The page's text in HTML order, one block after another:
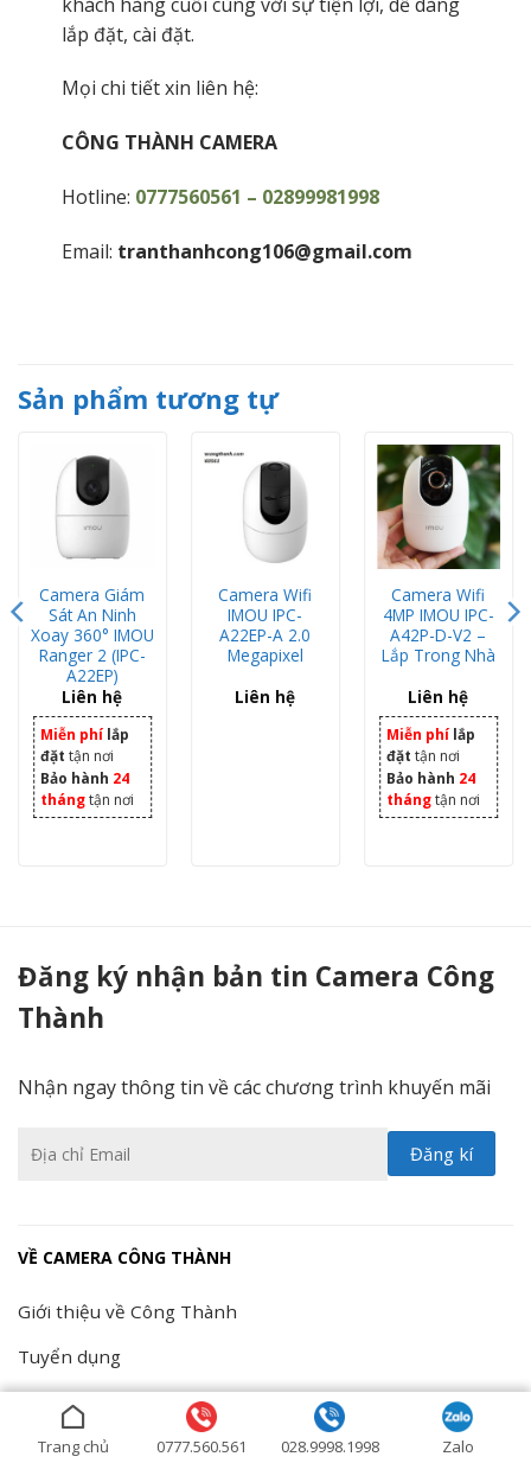
lắp đặt, cài đặt.
Mọi chi tiết xin liên hệ:
CÔNG THÀNH CAMERA
Hotline: 0777560561 – 02899981998
Email: tranthanhcong106@gmail.com
Sản phẩm tương tự
Camera Giám
Sát An Ninh
Xoay 360° IMOU
Ranger 2 (IPC-
A22EP)
Liên hệ
Miễn phí lắp
đặt tận nơi
Bảo hành 24
thángtận nơi
Camera Wifi
IMOU IPC-
A22EP-A 2.0
Megapixel
Liên hệ
Camera Wifi
4MP IMOU IPC-
A42P-D-V2 –
Lắp Trong Nhà
Liên hệ
Miễn phí lắp
đặt tận nơi
Bảo hành 24
thángtận nơi
₫.
tại là: 790.000 ₫.
Đăng ký nhận bản tin Camera Công
Thành
Nhận ngay thông tin về các chương trình khuyến mãi
VỀ CAMERA CÔNG THÀNH
Giới thiệu về Công Thành
Tuyển dụng
Chính sách bảo mật
Điều khoản sử dụng
Trang chủ 0777.560.561 028.9998.1998 Zalo